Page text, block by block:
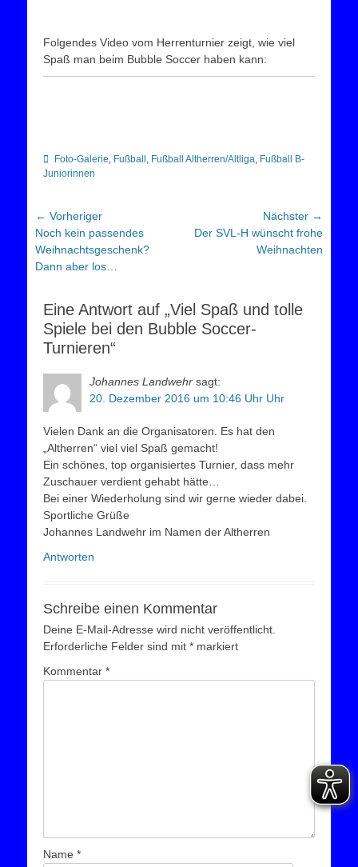
Folgendes Video vom Herrenturnier zeigt, wie viel
Spaß man beim Bubble Soccer haben kann:
Kategorien
Foto-Galerie, Fußball , Fußball Altherren/Altliga, Fußball B-
Juniorinnen
Beitragsnavigation
← Vorheriger
Vorheriger
Beitrag:
Noch kein passendes
Weihnachtsgeschenk?
Dann aber los…
Nächster →
Nächster
Der SVL-H wünscht frohe
Weihnachten
Eine Antwort auf „Viel Spaß und tolle
Spiele bei den Bubble Soccer-
Turnieren“
Johannes Landwehr sagt:
20. Dezember 2016 um 10:46 Uhr Uhr
Vielen Dank an die Organisatoren. Es hat den
„Altherren“ viel viel Spaß gemacht!
Ein schönes, top organisiertes Turnier, dass mehr
Zuschauer verdient gehabt hätte…
Bei einer Wiederholung sind wir gerne wieder dabei.
Sportliche Grüße
Johannes Landwehr im Namen der Altherren
Antworten
Schreibe einen Kommentar
Deine E-Mail-Adresse wird nicht veröffentlicht.
Erforderliche Felder sind mit * markiert
Kommentar *
Name *